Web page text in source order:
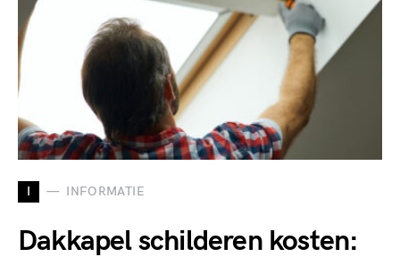
I INFORMATIE
Dakkapel schilderen kosten: